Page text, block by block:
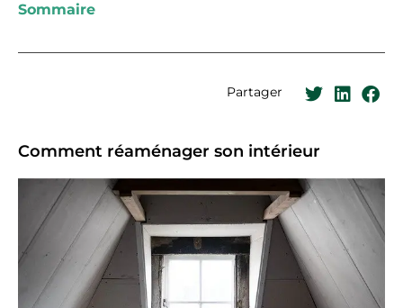
Sommaire
Partager
Comment réaménager son intérieur